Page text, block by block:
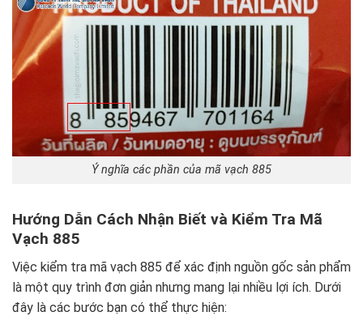
Ý nghĩa các phần của mã vạch 885
Hướng Dẫn Cách Nhận Biết và Kiểm Tra Mã
Vạch 885
Việc kiểm tra mã vạch 885 để xác định nguồn gốc sản phẩm
là một quy trình đơn giản nhưng mang lại nhiều lợi ích. Dưới
đây là các bước bạn có thể thực hiện: